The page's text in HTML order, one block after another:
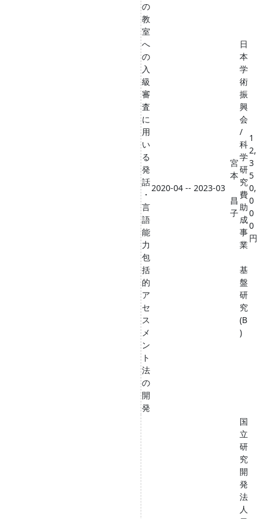
の
教
室
へ
の
入
級
審
査
に
用
い
る
発
話
・
言
語
能
力
包
括
的
ア
セ
ス
メ
ン
ト
法
の
開
発
2020-04 -- 2023-03
宮
本
昌
子
日
本
学
術
振
興
会
/
科
学
研
究
費
助
成
事
業
基
盤
研
究
(B
)
1
2,
3
5
0,
0
0
0
円
国
立
研
究
開
発
法
人